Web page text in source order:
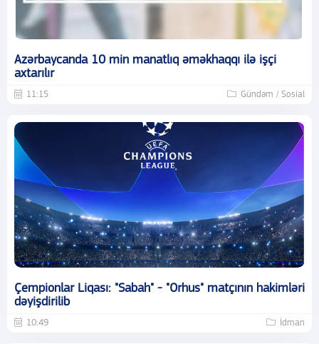
Azərbaycanda 10 min manatlıq əməkhaqqı ilə işçi
axtarılır
11:15 Gündəm / Sosial
Çempionlar Liqası: "Sabah" - "Orhus" matçının hakimləri
dəyişdirilib
10:49 İdman